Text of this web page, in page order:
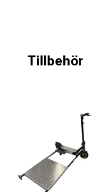
och
för bästa komfort
för säkerhet i alla
Tillbehör